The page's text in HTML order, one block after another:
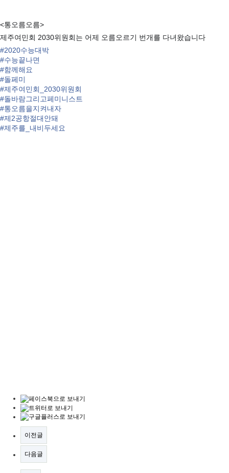
<통오름오름>
제주여민회 2030위원회는 어제 오름오르기 번개를 다녀왔습니다
#2020수능대박
#수능끝나면
#함께해요
#돌페미
#제주여민회_2030위원회
#돌바람그리고페미니스트
#통오름을지켜내자
#제2공항절대안돼
#제주를_내비두세요
이전글
다음글